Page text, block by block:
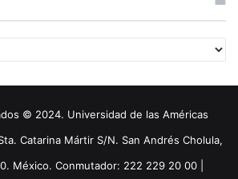
© 2024. Universidad de las Américas
Catarina Mártir S/N. San Andrés Cholula,
México. Conmutador: 222 229 20 00 |